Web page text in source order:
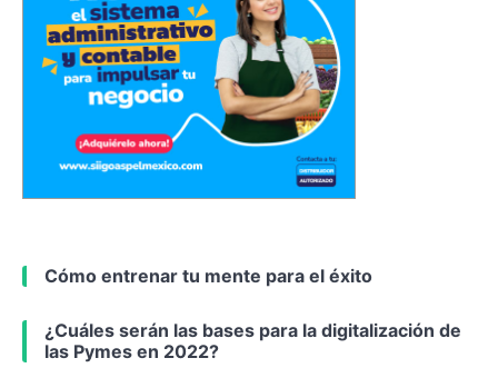
Cómo entrenar tu mente para el éxito
¿Cuáles serán las bases para la digitalización de
las Pymes en 2022?